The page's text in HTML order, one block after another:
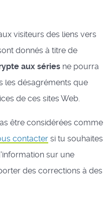
visiteurs des liens vers
donnés à titre de
aux sériesne pourra
les désagréments que
de ces sites Web.
être considérées comme
contactersi tu souhaites
sur une
des corrections à des